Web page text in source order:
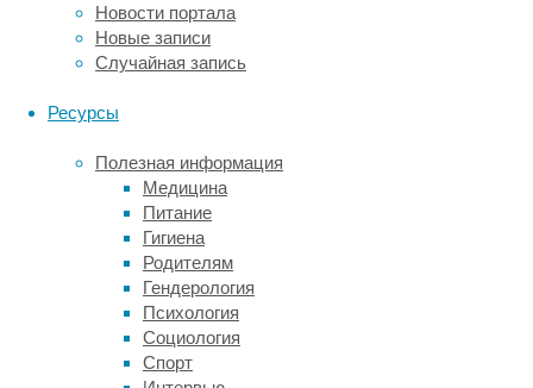
Новости портала
Новые записи
Случайная запись
Ресурсы
Полезная информация
Медицина
Питание
Гигиена
Родителям
Гендерология
Психология
Социология
Спорт
какого-
либо
сосуда
причину
которая
становится
участка
мозга
иного
размера/
локализации